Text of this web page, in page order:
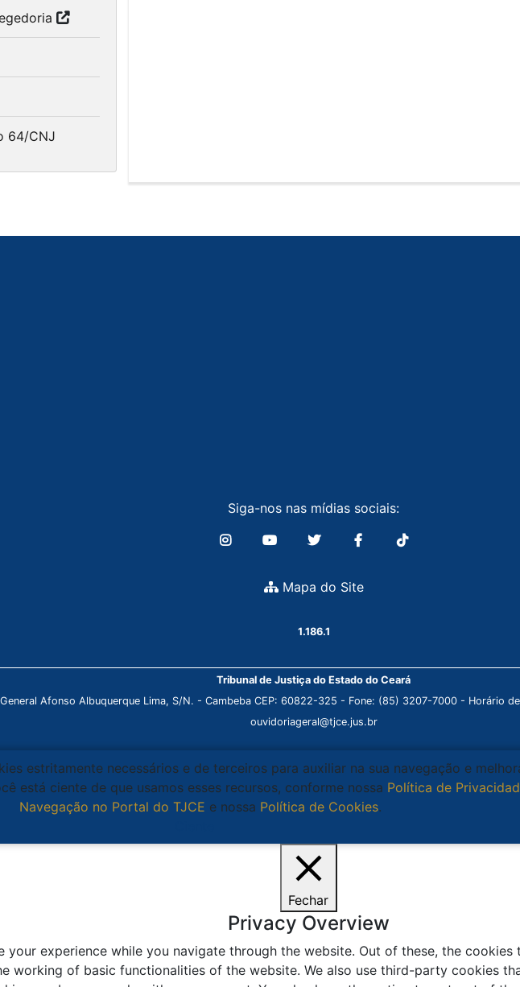
64/CNJ
Siga-nos nas mídias sociais:
Mapa do Site
1.186.1
Tribunal de Justiça do Estado do Ceará
Afonso Albuquerque Lima, S/N. - Cambeba CEP: 60822-325 - Fone: (85) 3207-7000 - Horário
ouvidoriageral@tjce.jus.br
estritamente necessários e de terceiros para auxiliar na sua navegação e
está ciente de que usamos esses recursos, conforme nossa Política de
Navegação no Portal do TJCE e nossa Política de Cookies.
Fechar
Privacy Overview
your experience while you navigate through the website. Out of these, the
working of basic functionalities of the website. We also use third-party cookies